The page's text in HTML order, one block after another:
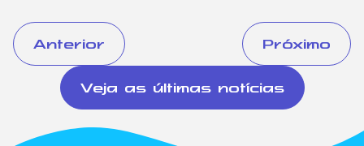
Anterior Próximo
Veja as últimas notícias